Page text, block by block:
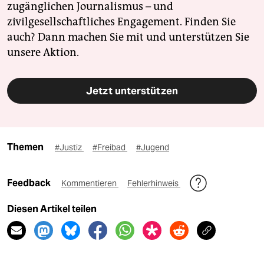
zugänglichen Journalismus – und
zivilgesellschaftliches Engagement. Finden Sie
auch? Dann machen Sie mit und unterstützen Sie
unsere Aktion.
Jetzt unterstützen
Themen #Justiz #Freibad #Jugend
Feedback Kommentieren Fehlerhinweis
Diesen Artikel teilen